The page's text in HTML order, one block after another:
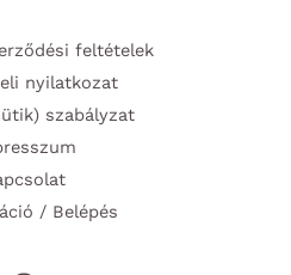
feltételek
nyilatkozat
szabályzat
/ Belépés